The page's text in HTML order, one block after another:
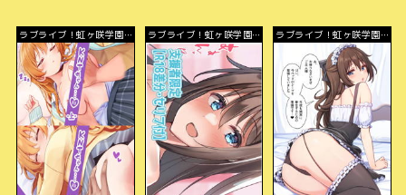
ラブライブ！虹ヶ咲学園ス
クールアイドル同好会
ラブライブ！虹ヶ咲学園ス
クールアイドル同好会
ラブライブ！虹ヶ咲学園ス
クールアイドル同好会